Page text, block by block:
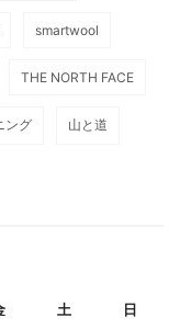
smartwool
THE NORTH FACE
ング 山と道
土 日